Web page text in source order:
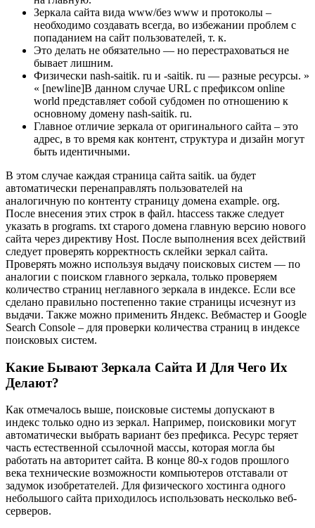
Зеркала сайта вида www/без www и протоколы –
необходимо создавать всегда, во избежании проблем с
попаданием на сайт пользователей, т. к.
Это делать не обязательно — но перестраховаться не
бывает лишним.
Физически nash-saitik. ru и -saitik. ru — разные ресурсы. »
« [newline]В данном случае URL с префиксом online
world представляет собой субдомен по отношению к
основному домену nash-saitik. ru.
Главное отличие зеркала от оригинального сайта – это
адрес, в то время как контент, структура и дизайн могут
быть идентичными.
В этом случае каждая страница сайта saitik. ua будет
автоматически перенаправлять пользователей на
аналогичную по контенту страницу домена example. org.
После внесения этих строк в файл. htaccess также следует
указать в programs. txt старого домена главную версию нового
сайта через директиву Host. После выполнения всех действий
следует проверять корректность склейки зеркал сайта.
Проверять можно используя выдачу поисковых систем — по
аналогии с поиском главного зеркала, только проверяем
количество страниц неглавного зеркала в индексе. Если все
сделано правильно постепенно такие страницы исчезнут из
выдачи. Также можно применить Яндекс. Вебмастер и Google
Search Console – для проверки количества страниц в индексе
поисковых систем.
Какие Бывают Зеркала Сайта И Для Чего Их
Делают?
Как отмечалось выше, поисковые системы допускают в
индекс только одно из зеркал. Например, поисковики могут
автоматически выбрать вариант без префикса. Ресурс теряет
часть естественной ссылочной массы, которая могла бы
работать на авторитет сайта. В конце 80-х годов прошлого
века технические возможности компьютеров отставали от
задумок изобретателей. Для физического хостинга одного
небольшого сайта приходилось использовать несколько веб-
серверов.